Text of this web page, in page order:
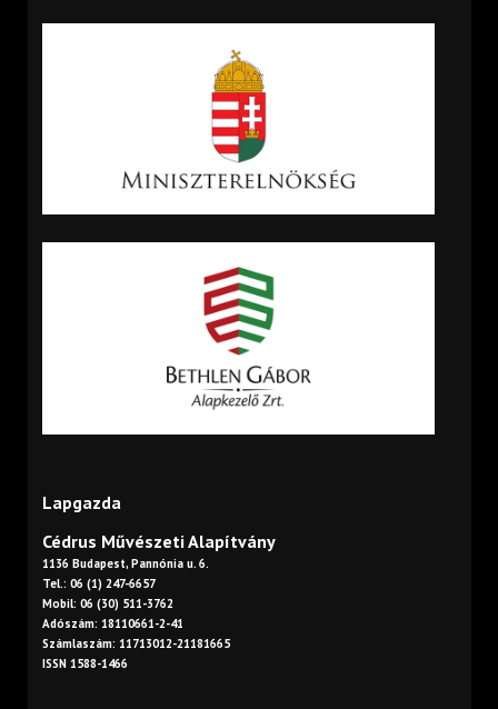
Lapgazda
Cédrus Művészeti Alapítvány
1136 Budapest, Pannónia u. 6.
Tel.: 06 (1) 247-6657
Mobil: 06 (30) 511-3762
Adószám: 18110661-2-41
Számlaszám: 11713012-21181665
ISSN 1588-1466